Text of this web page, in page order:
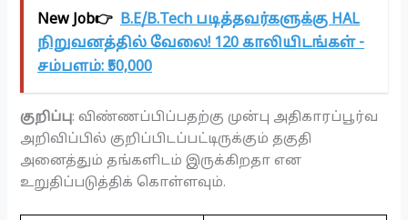
New Job👉 B.E/B.Tech படித்தவர்களுக்கு HAL
நிறுவனத்தில் வேலை! 120 காலியிடங்கள் -
சம்பளம்: ₹50,000
குறிப்பு: விண்ணப்பிப்பதற்கு முன்பு அதிகாரப்பூர்வ
அறிவிப்பில் குறிப்பிடப்பட்டிருக்கும் தகுதி
அனைத்தும் தங்களிடம் இருக்கிறதா என
உறுதிப்படுத்திக் கொள்ளவும்.